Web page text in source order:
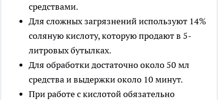
средствами.
Для сложных загрязнений используют 14%
соляную кислоту, которую продают в 5-
литровых бутылках.
Для обработки достаточно около 50 мл
средства и выдержки около 10 минут.
При работе с кислотой обязательно